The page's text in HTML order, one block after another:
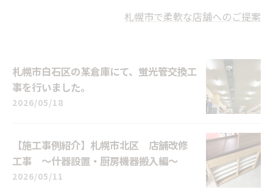
札幌市で柔軟な店舗へのご提案
札幌市白石区の某倉庫にて、蛍光管交換工
事を行いました。
2026/05/18
【施工事例紹介】札幌市北区 店舗改修
工事 ～什器設置・厨房機器搬入編～
2026/05/11